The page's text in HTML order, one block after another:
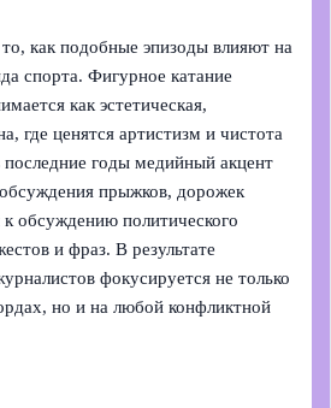
как подобные эпизоды влияют на
спорта. Фигурное катание
как эстетическая,
где ценятся артистизм и чистота
годы медийный акцент
прыжков, дорожек
обсуждению политического
и фраз. В результате
фокусируется не только
но и на любой конфликтной